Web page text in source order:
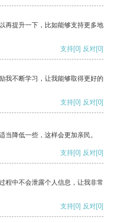
再提升一下，比如能够支持更多地
支持[0] 反对[0]
我不断学习，让我能够取得更好的
支持[0] 反对[0]
当降低一些，这样会更加亲民。
支持[0] 反对[0]
程中不会泄露个人信息，让我非常
支持[0] 反对[0]